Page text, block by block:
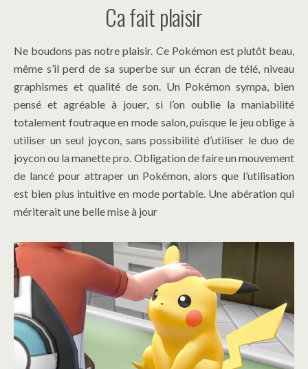
Ca fait plaisir
Ne boudons pas notre plaisir. Ce Pokémon est plutôt beau,
même s’il perd de sa superbe sur un écran de télé, niveau
graphismes et qualité de son. Un Pokémon sympa, bien
pensé et agréable à jouer, si l’on oublie la maniabilité
totalement foutraque en mode salon, puisque le jeu oblige à
utiliser un seul joycon, sans possibilité d’utiliser le duo de
joycon ou la manette pro. Obligation de faire un mouvement
de lancé pour attraper un Pokémon, alors que l’utilisation
est bien plus intuitive en mode portable. Une abération qui
mériterait une belle mise à jour